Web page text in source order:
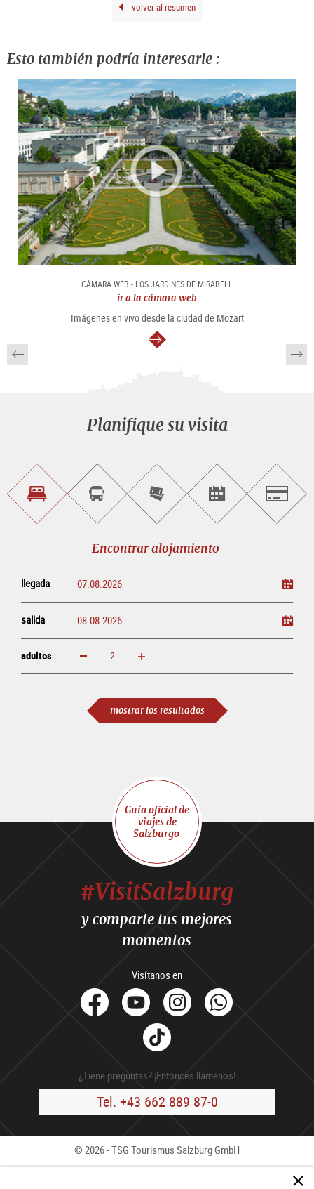
volver al resumen
Esto también podría interesarle :
CÁMARA WEB - LOS JARDINES DE MIRABELL
ir a la cámara web
Imágenes en vivo desde la ciudad de Mozart
continuar
Planifique su visita
Encontrar
alojamiento
Reservar
visitas
guiadas
Comprar
entradas
en
Encontrar<br>
eventos
Encontrar alojamiento
llegada
salida
adultos aumentar disminuir
mostrar los resultados
Guía oficial de
viajes de
Salzburgo
#VisitSalzburg
y comparte tus mejores
momentos
Visítanos en
facebook
YoutubeInstagram
Tik
Tok
¿Tiene preguntas? ¡Entonces llámenos!
Tel. +43 662 889 87-0
© 2026 - TSG Tourismus Salzburg GmbH